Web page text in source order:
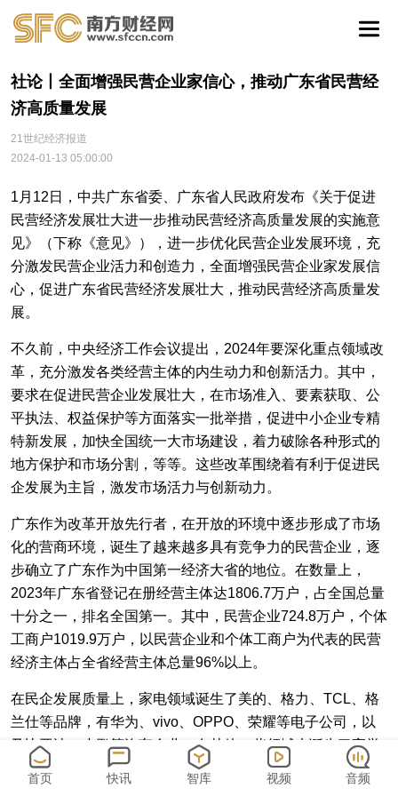
社论丨全面增强民营企业家信心，推动广东省民营经
济高质量发展
21世纪经济报道
2024-01-13 05:00:00
1月12日，中共广东省委、广东省人民政府发布《关于促进
民营经济发展壮大进一步推动民营经济高质量发展的实施意
见》（下称《意见》），进一步优化民营企业发展环境，充
分激发民营企业活力和创造力，全面增强民营企业家发展信
心，促进广东省民营经济发展壮大，推动民营经济高质量发
展。
不久前，中央经济工作会议提出，2024年要深化重点领域改
革，充分激发各类经营主体的内生动力和创新活力。其中，
要求在促进民营企业发展壮大，在市场准入、要素获取、公
平执法、权益保护等方面落实一批举措，促进中小企业专精
特新发展，加快全国统一大市场建设，着力破除各种形式的
地方保护和市场分割，等等。这些改革围绕着有利于促进民
企发展为主旨，激发市场活力与创新动力。
广东作为改革开放先行者，在开放的环境中逐步形成了市场
化的营商环境，诞生了越来越多具有竞争力的民营企业，逐
步确立了广东作为中国第一经济大省的地位。在数量上，
2023年广东省登记在册经营主体达1806.7万户，占全国总量
十分之一，排名全国第一。其中，民营企业724.8万户，个体
工商户1019.9万户，以民营企业和个体工商户为代表的民营
经济主体占全省经营主体总量96%以上。
在民企发展质量上，家电领域诞生了美的、格力、TCL、格
兰仕等品牌，有华为、vivo、OPPO、荣耀等电子公司，以
及比亚迪、小鹏等汽车企业，在其他一些领域也诞生了享誉
国内外的品牌。在目前公布的5批国家级专精特新“小巨人”企
首页 快讯 智库 视频 音频